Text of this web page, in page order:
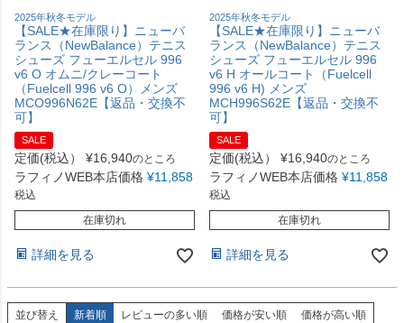
2025年秋冬モデル
【SALE★在庫限り】ニューバ
ランス（NewBalance）テニス
シューズ フューエルセル 996
v6 O オムニ/クレーコート
（Fuelcell 996 v6 O）メンズ
MCO996N62E【返品・交換不
可】
SALE
定価(税込） ¥16,940のところ
ラフィノWEB本店価格 ¥11,858
税込
在庫切れ
詳細を見る
2025年秋冬モデル
【SALE★在庫限り】ニューバ
ランス（NewBalance）テニス
シューズ フューエルセル 996
v6 H オールコート（Fuelcell
996 v6 H) メンズ
MCH996S62E【返品・交換不
可】
SALE
定価(税込） ¥16,940のところ
ラフィノWEB本店価格 ¥11,858
税込
在庫切れ
詳細を見る
並び替え 新着順 レビューの多い順 価格が安い順 価格が高い順